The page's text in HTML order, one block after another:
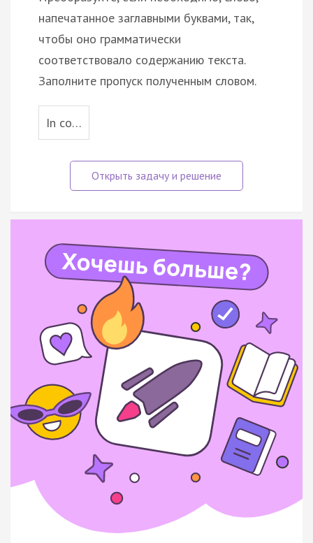
напечатанное заглавными буквами, так,
чтобы оно грамматически
соответствовало содержанию текста.
Заполните пропуск полученным словом.
In co…